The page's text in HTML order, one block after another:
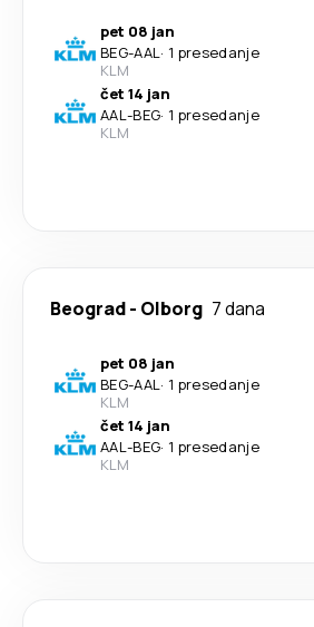
pet 08 jan
BEG-AAL· 1 presedanje
KLM
čet 14 jan
AAL-BEG· 1 presedanje
KLM
Beograd- Olborg 7 dana
pet 08 jan
BEG-AAL· 1 presedanje
KLM
čet 14 jan
AAL-BEG· 1 presedanje
KLM